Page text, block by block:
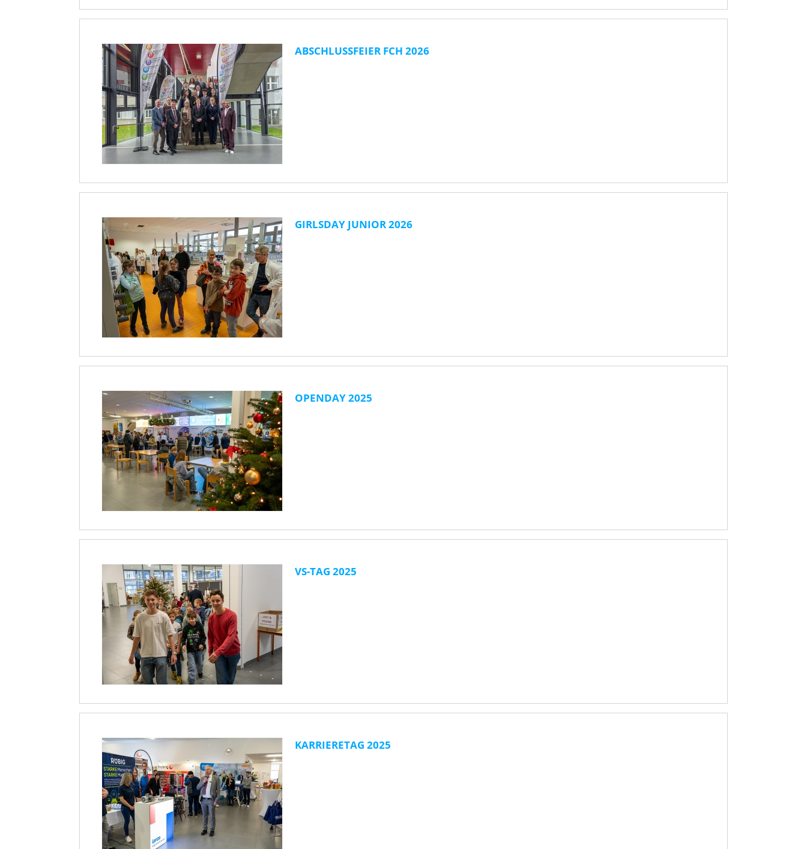
ABSCHLUSSFEIER FCH 2026
GIRLSDAY JUNIOR 2026
OPENDAY 2025
VS-TAG 2025
KARRIERETAG 2025